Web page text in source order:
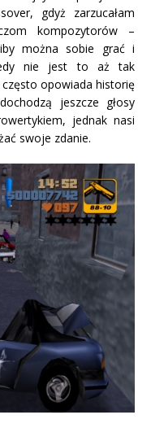
gdyż zarzucałam
kompozytorów –
można sobie grać i
nie jest to aż tak
często opowiada historię
jeszcze głosy
jednak nasi
swoje zdanie.